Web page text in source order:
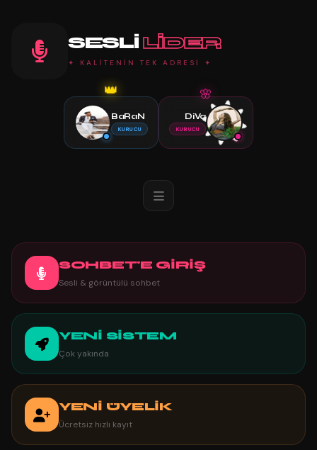
SESLI LIDER
✦ KALİTENİN TEK ADRESİ ✦
👑
BaRaN
KURUCU
🌸
DiVa
KURUCU
SOHBET'E GİRİŞ
Sesli & görüntülü sohbet
YENİ SİSTEM
Çok yakında
YENİ ÜYELİK
Ücretsiz hızlı kayıt